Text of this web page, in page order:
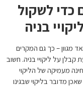
לשקול
בניה
– כך גם המקרים
ליקויי בניה. חשוב
של הליקוי
בליקוי שבגינו